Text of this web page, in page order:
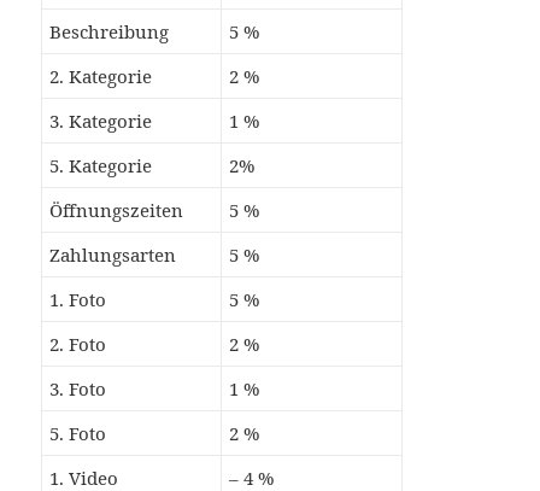
Beschreibung
5 %
2. Kategorie
2 %
3. Kategorie
1 %
5. Kategorie
2%
Öffnungszeiten
5 %
Zahlungsarten
5 %
1. Foto
5 %
2. Foto
2 %
3. Foto
1 %
5. Foto
2 %
1. Video
– 4 %